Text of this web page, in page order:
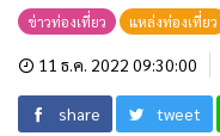
ข่าวท่องเที่ยว แหล่งท่องเที่ยว
11 ธ.ค. 2022 09:30:00
share tweet